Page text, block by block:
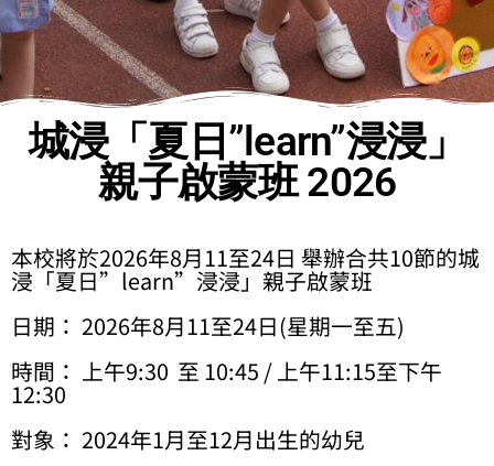
城浸「夏日”learn”浸浸」
親子啟蒙班 2026
本校將於2026年8月11至24日 舉辦合共10節的城
浸「夏日”learn”浸浸」親子啟蒙班
日期： 2026年8月11至24日(星期一至五)
時間： 上午9:30 至 10:45 / 上午11:15至下午
12:30
對象： 2024年1月至12月出生的幼兒